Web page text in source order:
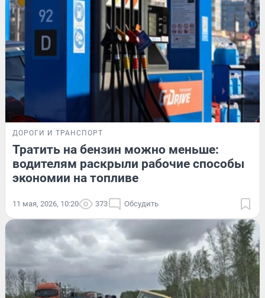
ДОРОГИ И ТРАНСПОРТ
Тратить на бензин можно меньше:
водителям раскрыли рабочие способы
экономии на топливе
11 мая, 2026, 10:20 373 Обсудить